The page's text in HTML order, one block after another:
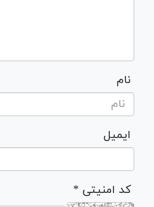
نام
ایمیل
* کد امنیتی